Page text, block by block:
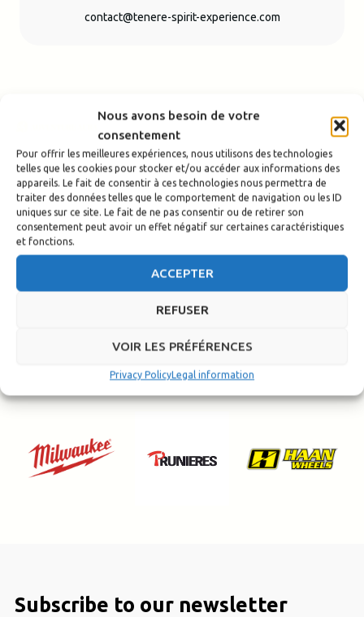
Nous avons besoin de votre
consentement
Pour offrir les meilleures expériences, nous utilisons des technologies
telles que les cookies pour stocker et/ou accéder aux informations des
appareils. Le fait de consentir à ces technologies nous permettra de
traiter des données telles que le comportement de navigation ou les ID
uniques sur ce site. Le fait de ne pas consentir ou de retirer son
consentement peut avoir un effet négatif sur certaines caractéristiques
et fonctions.
ACCEPTER
REFUSER
VOIR LES PRÉFÉRENCES
Privacy PolicyLegal information
contact@tenere-spirit-experience.com
Subscribe to our newsletter